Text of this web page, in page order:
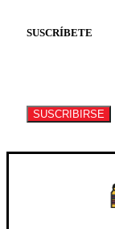
SUSCRÍBETE
SUSCRIBIRSE